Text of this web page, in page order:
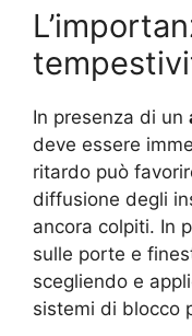
In presenza di un
deve essere
ritardo può
diffusione degli
ancora colpiti. In
sulle porte e
scegliendo e
sistemi di blocco